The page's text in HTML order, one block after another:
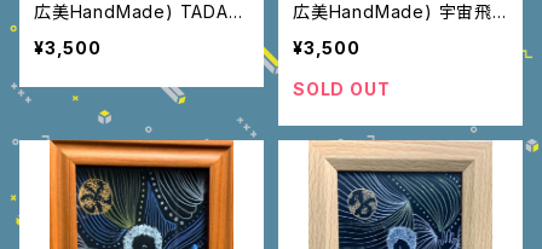
広美HandMade) TADAS
HI Energie
¥3,500
広美HandMade) 宇宙飛
行士②
¥3,500
SOLD OUT